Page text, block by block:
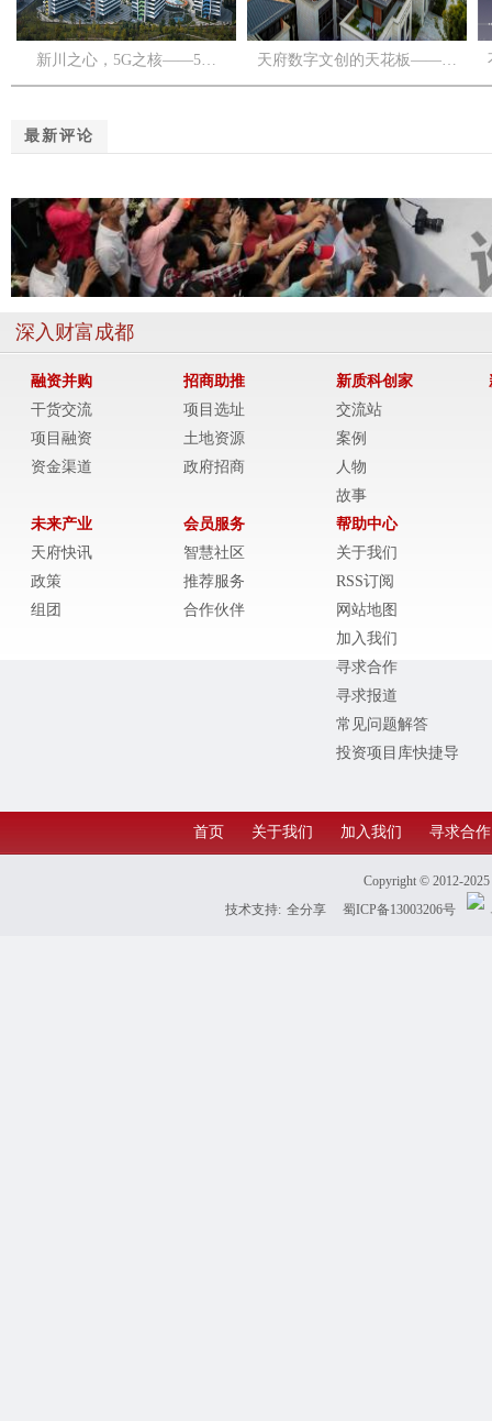
新川之心，5G之核——5… 天府数字文创的天花板——…
最新评论
深入财富成都
融资并购
干货交流
项目融资
资金渠道
招商助推
项目选址
土地资源
政府招商
新质科创家
交流站
案例
人物
故事
未来产业
天府快讯
政策
组团
会员服务
智慧社区
推荐服务
合作伙伴
帮助中心
关于我们
RSS订阅
网站地图
加入我们
寻求合作
寻求报道
常见问题解答
投资项目库快捷导
首页 关于我们 加入我们 寻求合作
Copyright © 2012-2025
技术支持: 全分享 蜀ICP备13003206号